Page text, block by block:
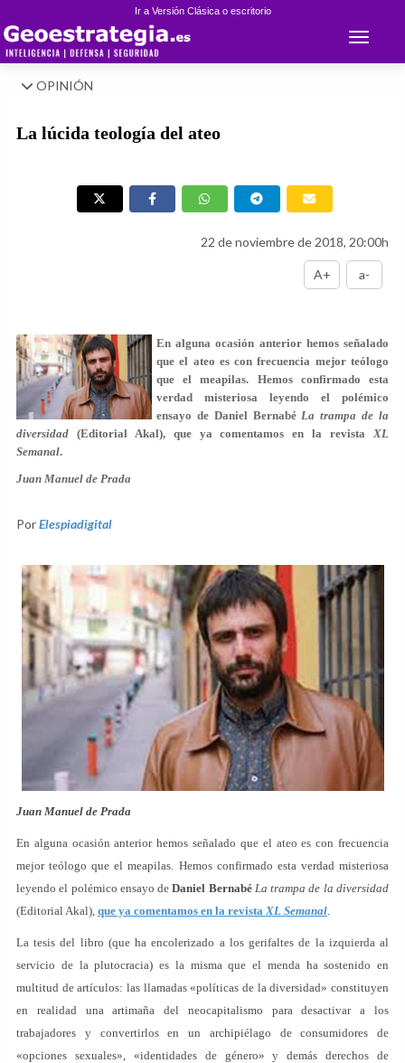
Ir a Versión Clásica o escritorio
Toggle
OPINIÓN
La lúcida teología del ateo
22 de noviembre de 2018, 20:00h
A+ a-
En alguna ocasión anterior hemos señalado
que el ateo es con frecuencia mejor teólogo
que el meapilas. Hemos confirmado esta
verdad misteriosa leyendo el polémico
ensayo de Daniel Bernabé La trampa de la
diversidad (Editorial Akal), que ya comentamos en la revista XL
Semanal.
Juan Manuel de Prada
PorElespiadigital
Juan Manuel de Prada
En alguna ocasión anterior hemos señalado que el ateo es con frecuencia
mejor teólogo que el meapilas. Hemos confirmado esta verdad misteriosa
leyendo el polémico ensayo deDaniel Bernabé La trampa de la diversidad
(Editorial Akal), que ya comentamos en la revistaXL Semanal.
La tesis del libro (que ha encolerizado a los gerifaltes de la izquierda al
servicio de la plutocracia) es la misma que el menda ha sostenido en
multitud de artículos: las llamadas «políticas de la diversidad» constituyen
en realidad una artimaña del neocapitalismo para desactivar a los
trabajadores y convertirlos en un archipiélago de consumidores de
«opciones sexuales», «identidades de género» y demás derechos de